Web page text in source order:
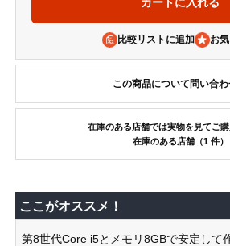
比較リストに追加
この商品について問い合わ
在庫のある店舗では実物を見てご
在庫のある店舗（1 件）
ここがオススメ！
第8世代Core i5とメモリ8GBで安定して